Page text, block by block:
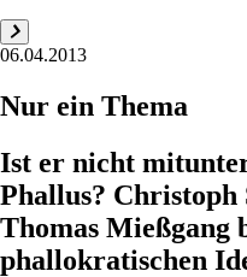
06.04.2013
Nur ein Thema
Ist er nicht
Phallus? Christoph
Thomas Mießgang
phallokratischen